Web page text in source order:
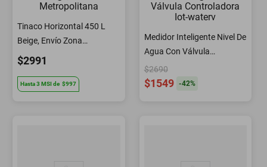
Tinaco Horizontal 450 L
Beige, Envío Zona
Metropolitana
$2991
Hasta3 MSIde $997
Medidor Inteligente Nivel De
Agua Con Válvula
Controladora Iot-waterv
$2690
$1549 -42%